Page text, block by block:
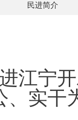
民进简介
江宁
、实干